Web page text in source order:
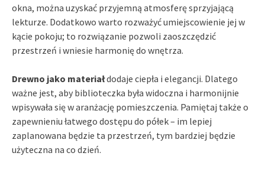
okna, można uzyskać przyjemną atmosferę sprzyjającą
lekturze. Dodatkowo warto rozważyć umiejscowienie jej w
kącie pokoju; to rozwiązanie pozwoli zaoszczędzić
przestrzeń i wniesie harmonię do wnętrza.
Drewno jako materiałdodaje ciepła i elegancji. Dlatego
ważne jest, aby biblioteczka była widoczna i harmonijnie
wpisywała się w aranżację pomieszczenia. Pamiętaj także o
zapewnieniu łatwego dostępu do półek – im lepiej
zaplanowana będzie ta przestrzeń, tym bardziej będzie
użyteczna na co dzień.